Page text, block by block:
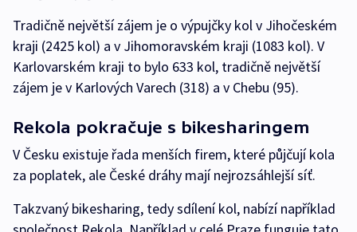
Tradičně největší zájem je o výpujčky kol v Jihočeském
kraji (2425 kol) a v Jihomoravském kraji (1083 kol). V
Karlovarském kraji to bylo 633 kol, tradičně největší
zájem je v Karlových Varech (318) a v Chebu (95).
Rekola pokračuje s bikesharingem
V Česku existuje řada menších firem, které půjčují kola
za poplatek, ale České dráhy mají nejrozsáhlejší síť.
Takzvaný bikesharing, tedy sdílení kol, nabízí například